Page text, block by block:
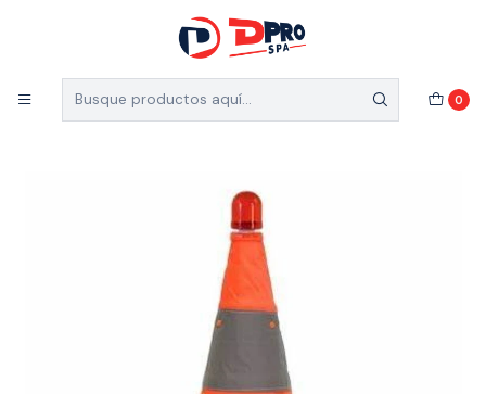
0
5% de descuento en el total de tu compra (Válido
para nuevos clientes)
Inicio Equipamiento Minero Seguridad Vial
CONO RETRACTIL 18 CON LUZ